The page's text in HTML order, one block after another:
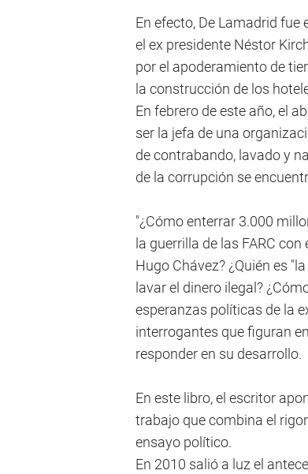
En efecto, De Lamadrid
el ex presidente Néstor
por el apoderamiento de
la construcción de los
En febrero de este año, el
ser la jefa de una
de contrabando, lavado y
de la corrupción se
"¿Cómo enterrar 3.000
la guerrilla de las FARC
Hugo Chávez? ¿Quién es
lavar el dinero ilegal?
esperanzas políticas de la
interrogantes que figuran
responder en su desarrollo.
En este libro, el escritor
trabajo que combina el
ensayo político.
En 2010 salió a luz el